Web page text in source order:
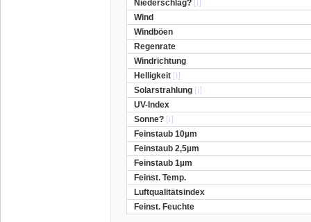
Niederschlag? [i]
Wind
Windböen
Regenrate
Windrichtung
Helligkeit [i]
Solarstrahlung [i]
UV-Index
Sonne? [i]
Feinstaub 10µm
Feinstaub 2,5µm
Feinstaub 1µm
Feinst. Temp.
Luftqualitätsindex
Feinst. Feuchte